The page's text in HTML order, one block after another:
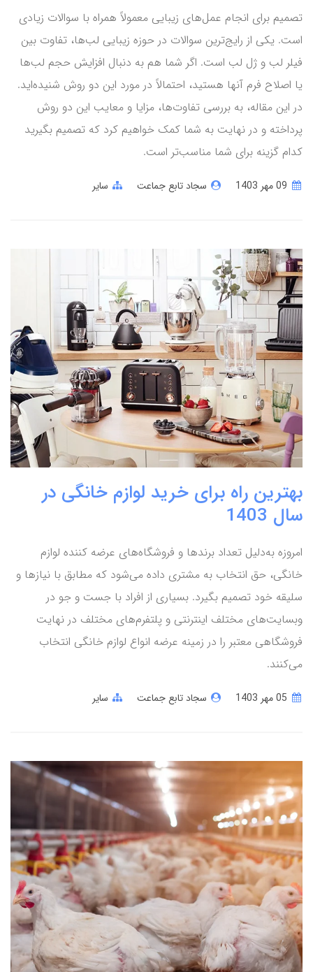
تصمیم برای انجام عمل‌های زیبایی معمولاً همراه با سوالات زیادی
است. یکی از رایج‌ترین سوالات در حوزه زیبایی لب‌ها، تفاوت بین
فیلر لب و ژل لب است. اگر شما هم به دنبال افزایش حجم لب‌ها
یا اصلاح فرم آنها هستید، احتمالاً در مورد این دو روش شنیده‌اید.
در این مقاله، به بررسی تفاوت‌ها، مزایا و معایب این دو روش
پرداخته و در نهایت به شما کمک خواهیم کرد که تصمیم بگیرید
کدام گزینه برای شما مناسب‌تر است.
سجاد تابع جماعت سایر
بهترین راه برای خرید لوازم خانگی در
سال 1403
امروزه به‌دلیل تعداد برندها و فروشگاه‌های عرضه کننده لوازم
خانگی، حق انتخاب به مشتری داده می‌شود که مطابق با نیازها و
سلیقه خود تصمیم بگیرد. بسیاری از افراد با جست و جو در
وبسایت‌های مختلف اینترنتی و پلتفرم‌های مختلف در نهایت
فروشگاهی معتبر را در زمینه عرضه انواع لوازم خانگی انتخاب
می‌کنند.
سجاد تابع جماعت سایر